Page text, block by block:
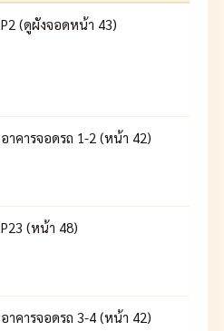
P2 (ดูผังจอดหน้า 43)
อาคารจอดรถ 1-2 (หน้า 42)
P23 (หน้า 48)
อาคารจอดรถ 3-4 (หน้า 42)